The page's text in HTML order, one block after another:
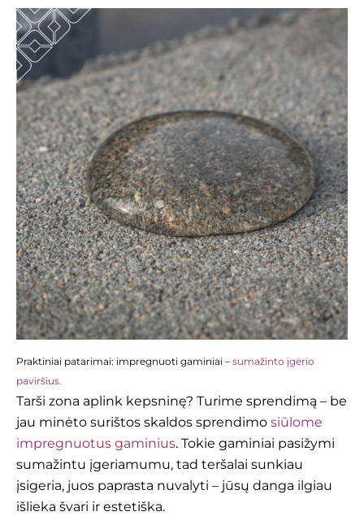
Praktiniai patarimai: impregnuoti gaminiai – sumažinto įgėrio
paviršius.
Tarši zona aplink kepsninę? Turime sprendimą – be
jau minėto surištos skaldos sprendimo siūlome
impregnuotus gaminius. Tokie gaminiai pasižymi
sumažintu įgeriamumu, tad teršalai sunkiau
įsigeria, juos paprasta nuvalyti – jūsų danga ilgiau
išlieka švari ir estetiška.